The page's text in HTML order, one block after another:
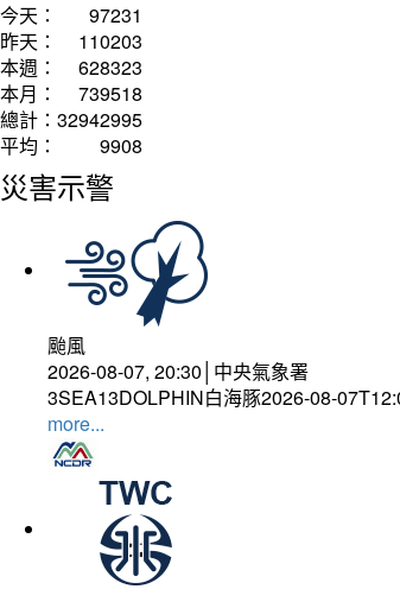
今天：
97231
昨天：
110203
本週：
628323
本月：
739518
總計： 32942995
平均：
9908
災害示警
颱風
2026-08-07, 20:30│中央氣象署
3SEA13DOLPHIN白海豚2026-08-
more...